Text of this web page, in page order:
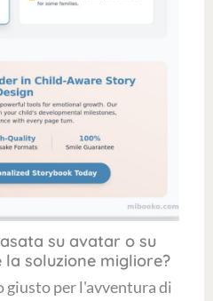
su avatar o su
soluzione migliore?
giusto per l'avventura di